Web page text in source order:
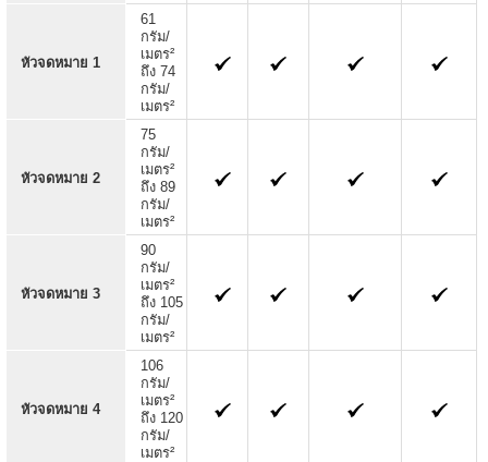
หัวจดหมาย 1
61
กรัม/
เมตร²
ถึง 74
กรัม/
เมตร²
หัวจดหมาย 2
75
กรัม/
เมตร²
ถึง 89
กรัม/
เมตร²
หัวจดหมาย 3
90
กรัม/
เมตร²
ถึง 105
กรัม/
เมตร²
หัวจดหมาย 4
106
กรัม/
เมตร²
ถึง 120
กรัม/
เมตร²